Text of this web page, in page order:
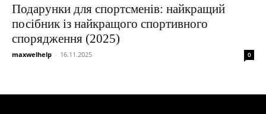
Подарунки для спортсменів: найкращий
посібник із найкращого спортивного
спорядження (2025)
maxwelhelp - 16.11.2025 0